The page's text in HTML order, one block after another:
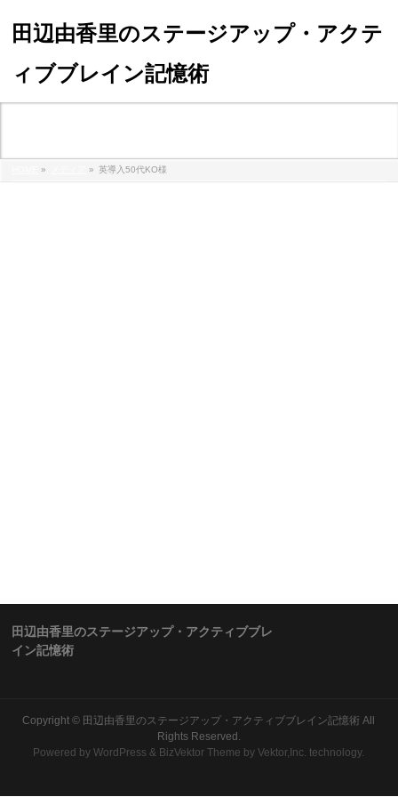
田辺由香里のステージアップ・アクテ
ィブブレイン記憶術
» » 英導入50代KO様
田辺由香里のステージアップ・アクティブブレ
イン記憶術
Copyright © 田辺由香里のステージアップ・アクティブブレイン記憶術 All
Rights Reserved.
Powered byWordPress & BizVektor Theme by Vektor,Inc. technology.